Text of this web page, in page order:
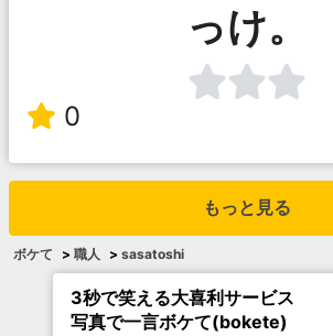
っけ。
0
もっと見る
ボケて > 職人 > sasatoshi
3秒で笑える大喜利サービス
写真で一言ボケて(bokete)